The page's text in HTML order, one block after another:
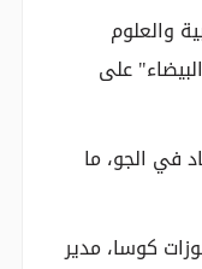
والعلوم
على
في الجو، ما
كوسا، مدير